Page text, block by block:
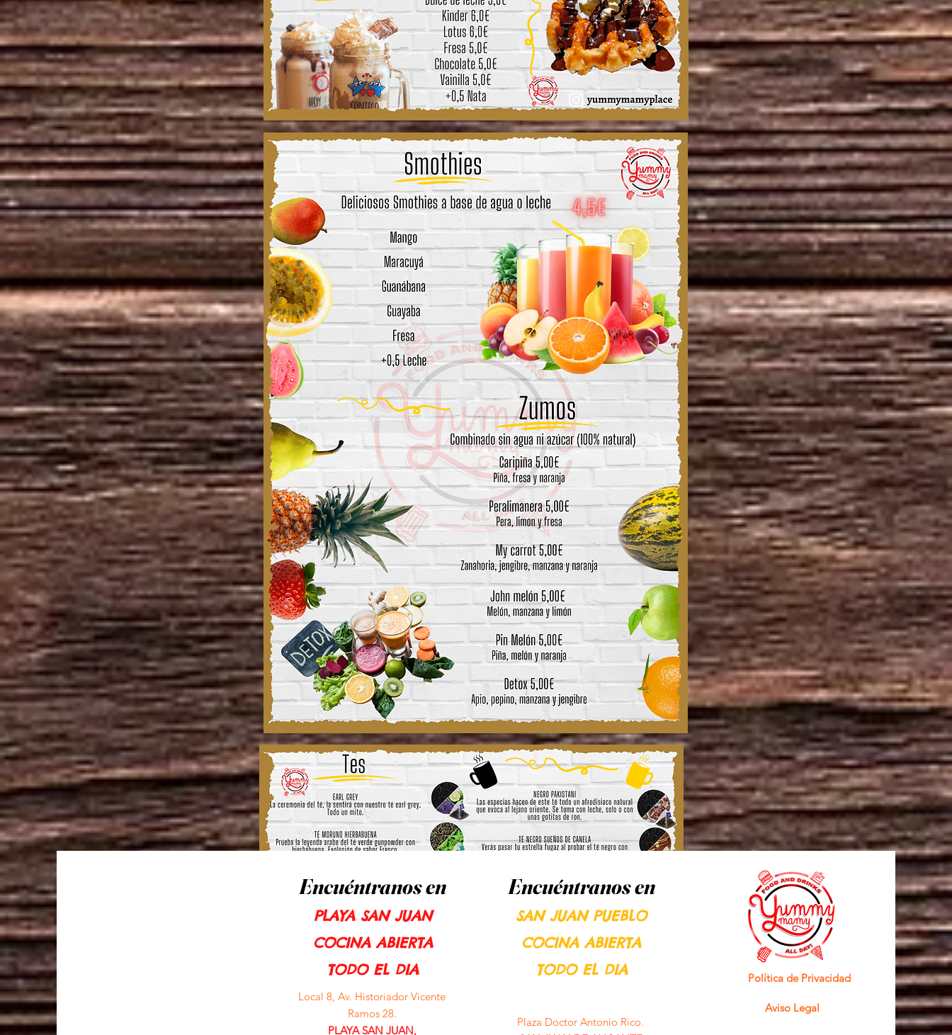
Encuéntranos en
PLAYA SAN JUAN
COCINA ABIERTA
TODO EL DIA
Local 8, Av. Historiador Vicente
Ramos 28.
PLAYA SAN JUAN,
Encuéntranos en
SAN JUAN PUEBLO
COCINA ABIERTA
TODO EL DIA
Plaza Doctor Antonio Rico.
Política de Privacidad
Aviso Legal